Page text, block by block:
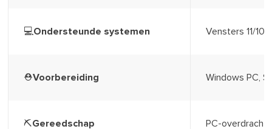
💻Ondersteunde systemen Vensters 11/10
⛑️Voorbereiding Windows PC,
⛏️Gereedschap PC-